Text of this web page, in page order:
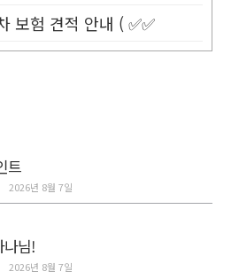
보험 견적 안내 ( ✅✅
트
2026년 8월 7일
님!
2026년 8월 7일